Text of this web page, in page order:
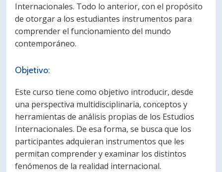
Internacionales. Todo lo anterior, con el propósito
de otorgar a los estudiantes instrumentos para
comprender el funcionamiento del mundo
contemporáneo.
Objetivo:
Este curso tiene como objetivo introducir, desde
una perspectiva multidisciplinaria, conceptos y
herramientas de análisis propias de los Estudios
Internacionales. De esa forma, se busca que los
participantes adquieran instrumentos que les
permitan comprender y examinar los distintos
fenómenos de la realidad internacional.